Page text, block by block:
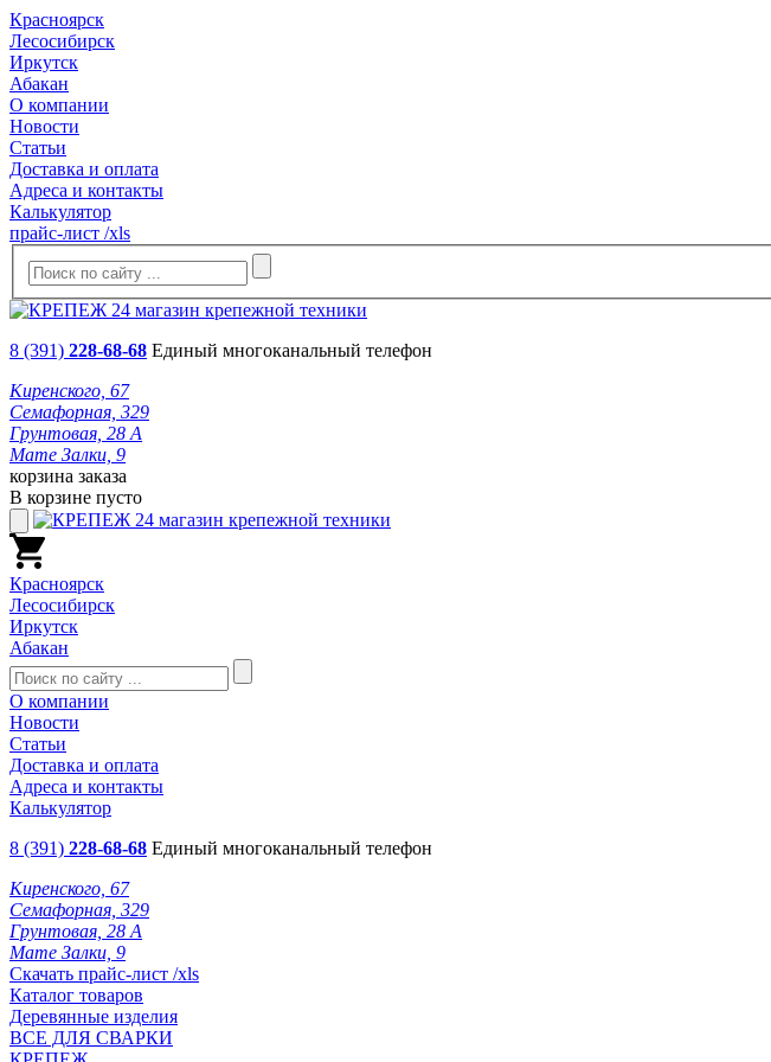
Красноярск
Лесосибирск
Иркутск
Абакан
О компании
Новости
Статьи
Доставка и оплата
Адреса и контакты
Калькулятор
прайс-лист /xls
8 (391) 228-68-68 Единый многоканальный телефон
Киренского, 67
Семафорная, 329
Грунтовая, 28 А
Мате Залки, 9
корзина заказа
В корзине пусто
Красноярск
Лесосибирск
Иркутск
Абакан
О компании
Новости
Статьи
Доставка и оплата
Адреса и контакты
Калькулятор
8 (391) 228-68-68 Единый многоканальный телефон
Киренского, 67
Семафорная, 329
Грунтовая, 28 А
Мате Залки, 9
Скачать прайс-лист /xls
Каталог товаров
Деревянные изделия
ВСЕ ДЛЯ СВАРКИ